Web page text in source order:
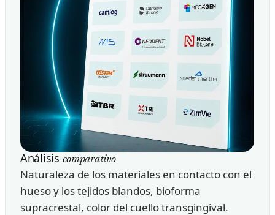
Análisis comparativo
Naturaleza de los materiales en contacto con el
hueso y los tejidos blandos, bioforma
supracrestal, color del cuello transgingival.